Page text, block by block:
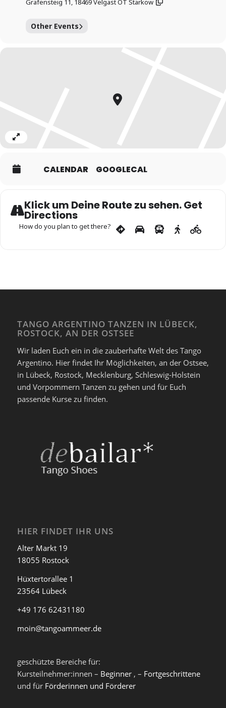
Other Events
CALENDAR GOOGLECAL
Klick um Deine Route zu sehen. Get
Directions
How do you plan to get there?
TANGO ARGENTINO TANZEN IN LÜBECK,
ROSTOCK, AN DER OSTSEE
Wir laden Euch ein in die zauberhafte Welt des Tango
Argentino. Hier findet Ihr Möglichkeiten, an der Ostsee,
in Lübeck, Rostock, Mecklenburg, Schleswig-Holstein
und Vorpommern Tanzen zu gehen und für Euch
passende Kurse zu finden.
HIER FINDET IHR UNS
Alter Markt 19
18055 Rostock
Hüxtertorallee 1
23564 Lübeck
+49 176 62431180
moin@tangoammeer.de
geschützte Bereiche für:
Kursteilnehmer:innen – Beginner, – Fortgeschrittene
und für Förderinnen und Förderer